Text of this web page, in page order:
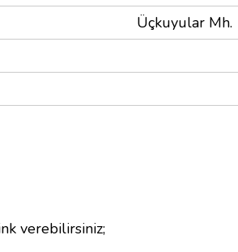
Üçkuyular Mh.
verebilirsiniz;